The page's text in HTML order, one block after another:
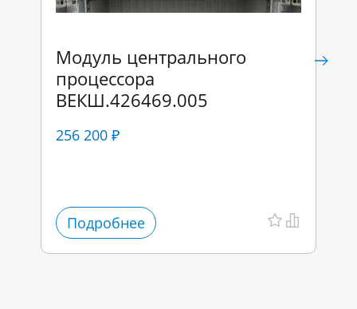
Модуль центрального
процессора
ВЕКШ.426469.005
256 200 ₽
Подробнее